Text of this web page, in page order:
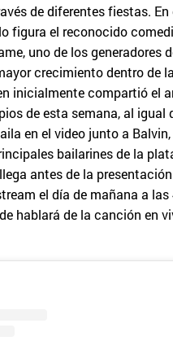
de diferentes fiestas. En
figura el reconocido
uno de los generadores
crecimiento dentro de la
inicialmente compartió el
de esta semana, al igual
en el video junto a
bailarines de la
antes de la
el día de mañana a las
hablará de la canción en